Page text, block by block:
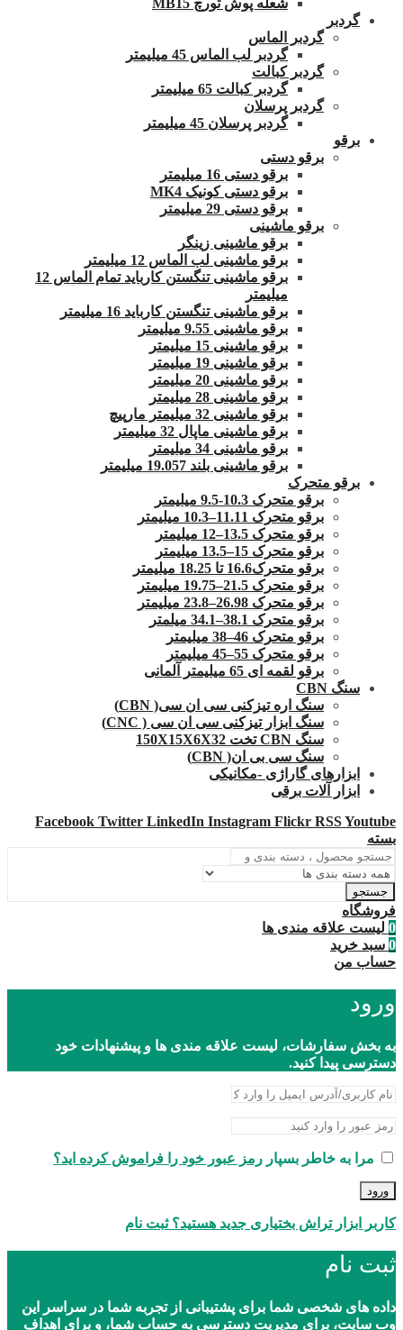
گردبر
گردبر الماس
گردبر لب الماس 45 میلیمتر
گردبر کبالت
گردبر کبالت 65 میلیمتر
گردبر پرسلان
گردبر پرسلان 45 میلیمتر
برقو
برقو دستی
برقو دستی 16 میلیمتر
برقو دستی کونیک MK4
برقو دستی 29 میلیمتر
برقو ماشینی
برقو ماشینی زینگر
برقو ماشینی لب الماس 12 میلیمتر
برقو ماشینی تنگستن کارباید تمام الماس 12
میلیمتر
برقو ماشینی تنگستن کارباید 16 میلیمتر
برقو ماشینی 9.55 میلیمتر
برقو ماشینی 15 میلیمتر
برقو ماشینی 19 میلیمتر
برقو ماشینی 20 میلیمتر
برقو ماشینی 28 میلیمتر
برقو ماشینی 32 میلیمتر مارپیچ
برقو ماشینی ماپال 32 میلیمتر
برقو ماشینی 34 میلیمتر
برقو ماشینی بلند 19.057 میلیمتر
برقو متحرک
برقو متحرک 10.3-9.5 میلیمتر
برقو متحرک 11.11–10.3 میلیمتر
برقو متحرک 13.5–12 میلیمتر
برقو متحرک 15–13.5 میلیمتر
برقو متحرک16.6 تا 18.25 میلیمتر
برقو متحرک 21.5–19.75 میلیمتر
برقو متحرک 26.98–23.8 میلیمتر
برقو متحرک 38.1–34.1 میلمتر
برقو متحرک 46–38 میلیمتر
برقو متحرک 55–45 میلیمتر
برقو لقمه ای 65 میلیمتر آلمانی
سنگ CBN
سنگ اره تیزکنی سی ان سی( CBN)
سنگ ابزار تیزکنی سی ان سی ( CNC)
سنگ CBN تخت 150X15X6X32
سنگ سی بی ان( CBN)
ابزارهای گاراژی -مکانیکی
ابزار آلات برقی
Facebook Twitter LinkedIn Instagram Flickr RSSYoutube
بسته
جستجو
فروشگاه
0 لیست علاقه مندی ها
0 سبد خرید
حساب من
ورود
به بخش سفارشات، لیست علاقه مندی ها و پیشنهادات خود
دسترسی پیدا کنید.
مرا به خاطر بسپار رمز عبور خود را فراموش کرده اید؟
ورود
کاربر ابزار تراش بختیاری جدید هستید؟ ثبت نام
ثبت نام
داده های شخصی شما برای پشتیبانی از تجربه شما در سراسر این
وب سایت، برای مدیریت دسترسی به حساب شما، و برای اهداف